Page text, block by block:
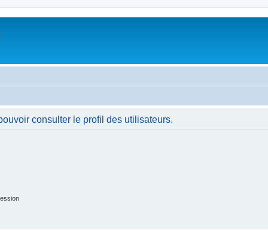
consulter le profil des utilisateurs.